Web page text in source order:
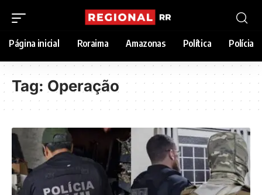
Página inicial Roraima Amazonas Política Polícia
Tag: Operação